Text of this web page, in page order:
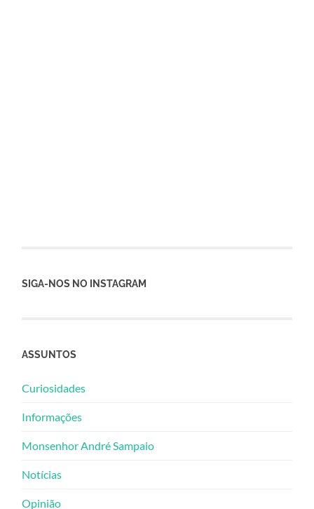
SIGA-NOS NO INSTAGRAM
ASSUNTOS
Curiosidades
Informações
Monsenhor André Sampaio
Notícias
Opinião